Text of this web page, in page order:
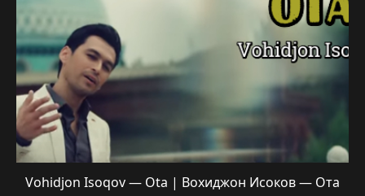
Vohidjon Isoqov — Ota | Вохиджон Исоков — Ота